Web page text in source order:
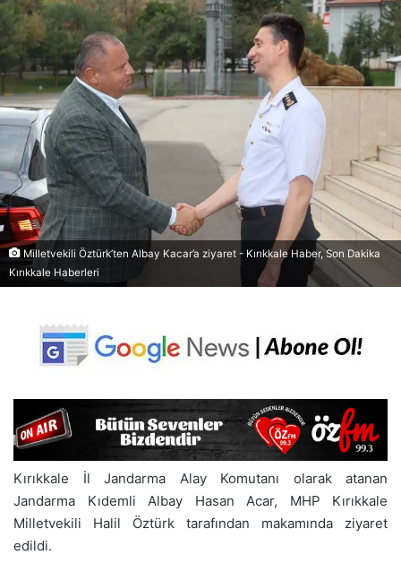
Milletvekili Öztürk’ten Albay Kacar’a ziyaret - Kırıkkale Haber, Son Dakika
Kırıkkale Haberleri
Kırıkkale İl Jandarma Alay Komutanı olarak atanan
Jandarma Kıdemli Albay Hasan Acar, MHP Kırıkkale
Milletvekili Halil Öztürk tarafından makamında ziyaret
edildi.